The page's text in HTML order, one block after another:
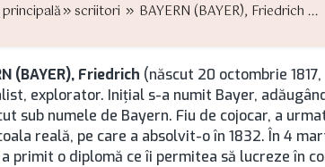
scriitori BAYERN (BAYER), Friedrich ...
(BAYER), Friedrich (născut 20 octombrie
explorator. Iniţial s-a numit Bayer,
sub numele de Bayern. Fiu de cojocar, a
reală, pe care a absolvit-o în 1832. În 4
primit o diplomă ce îi permitea să lucreze în